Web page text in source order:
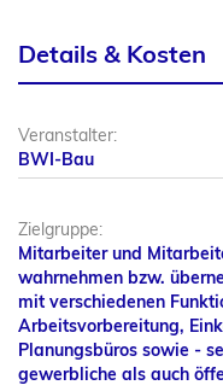
Details & Kosten
Veranstalter:
BWI-Bau
Zielgruppe:
Mitarbeiter und
wahrnehmen bzw.
mit verschiedenen
Arbeitsvorbereitung,
Planungsbüros sowie -
gewerbliche als auch